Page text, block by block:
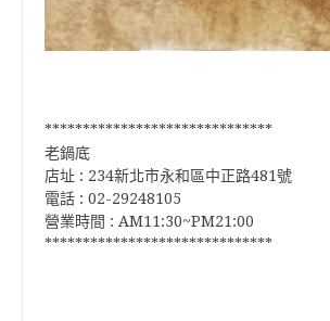
******************************
老鍋底
店址 : 234新北市永和區中正路481號
電話 : 02-29248105
營業時間 : AM11:30~PM21:00
******************************